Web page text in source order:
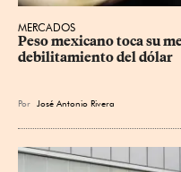
MERCADOS
Peso mexicano toca su
debilitamiento del dólar
Por José Antonio Rivera